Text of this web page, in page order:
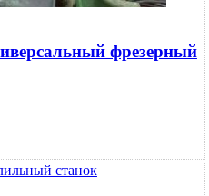
фрезерный